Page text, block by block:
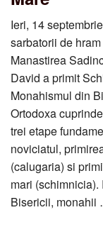
Ieri, 14
sarbatorii de
Manastirea
David a primit
Monahismul din
Ortodoxa
trei etape
noviciatul,
(calugaria) si
mari (schimnicia).
Bisericii, monahii